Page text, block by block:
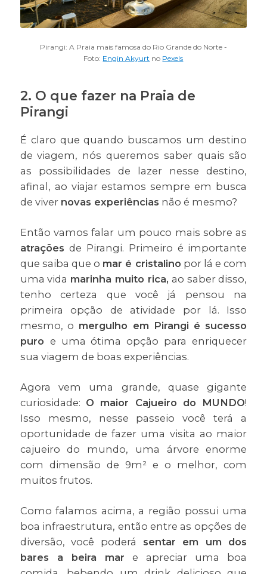
Pirangi: A Praia mais famosa do Rio Grande do Norte -
Foto: Engin Akyurt no Pexels
2. O que fazer na Praia de
Pirangi
É claro que quando buscamos um destino
de viagem, nós queremos saber quais são
as possibilidades de lazer nesse destino,
afinal, ao viajar estamos sempre em busca
de viver novas experiências não é mesmo?
Então vamos falar um pouco mais sobre as
atraçõesde Pirangi. Primeiro é importante
que saiba que o mar é cristalino por lá e com
uma vida marinha muito rica, ao saber disso,
tenho certeza que você já pensou na
primeira opção de atividade por lá. Isso
mesmo, o mergulho em Pirangi é sucesso
puro e uma ótima opção para enriquecer
sua viagem de boas experiências.
Agora vem uma grande, quase gigante
curiosidade: O maior Cajueiro do MUNDO!
Isso mesmo, nesse passeio você terá a
oportunidade de fazer uma visita ao maior
cajueiro do mundo, uma árvore enorme
com dimensão de 9m² e o melhor, com
muitos frutos.
Como falamos acima, a região possui uma
boa infraestrutura, então entre as opções de
diversão, você poderá sentar em um dos
bares a beira mare apreciar uma boa